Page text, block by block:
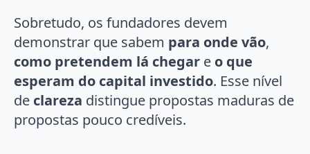
Sobretudo, os fundadores devem
demonstrar que sabem para onde vão,
como pretendem lá chegar e o que
esperam do capital investido. Esse nível
de clareza distingue propostas maduras de
propostas pouco credíveis.